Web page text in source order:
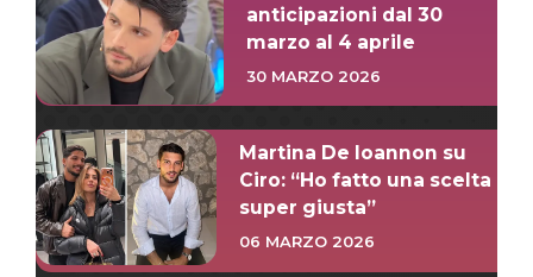
anticipazioni dal 30
marzo al 4 aprile
30 MARZO 2026
Martina De Ioannon su
Ciro: “Ho fatto una scelta
super giusta”
06 MARZO 2026